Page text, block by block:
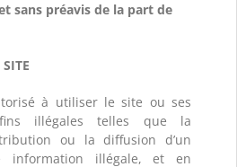
sans préavis de la part de
à utiliser le site ou ses
illégales telles que la
ou la diffusion d’un
information illégale, et en